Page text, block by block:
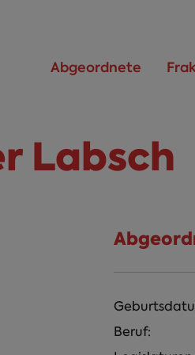
Abgeordnete
Labsch
Beruf: